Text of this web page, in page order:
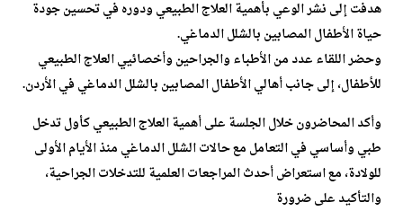
هدفت إلى نشر الوعي بأهمية العلاج الطبيعي ودوره في تحسين جودة
حياة الأطفال المصابين بالشلل الدماغي.
وحضر اللقاء عدد من الأطباء والجراحين وأخصائيي العلاج الطبيعي
للأطفال، إلى جانب أهالي الأطفال المصابين بالشلل الدماغي في الأردن.
وأكد المحاضرون خلال الجلسة على أهمية العلاج الطبيعي كأول تدخل
طبي وأساسي في التعامل مع حالات الشلل الدماغي منذ الأيام الأولى
للولادة، مع استعراض أحدث المراجعات العلمية للتدخلات الجراحية،
والتأكيد على ضرورة